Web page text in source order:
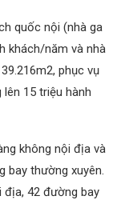
quốc nội (nhà ga
khách/năm và nhà
phục vụ
15 triệu hành
không nội địa và
bay thường xuyên.
địa, 42 đường bay